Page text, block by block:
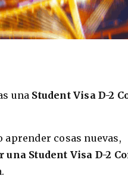
una Student Visa D-2
cosas nuevas,
Student Visa D-2